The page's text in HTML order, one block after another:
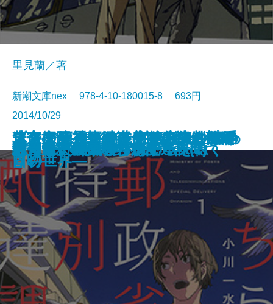
謎好き乙女と奪われた青春
ロシア幽霊軍艦事件―名探偵 御手
洗潔―
御手洗潔と進々堂珈琲
坂東蛍子、屋上にて仇敵を待つ
僕僕先生 零
ここで死神から残念なお知らせで
す。
ひとつ火の粉の雪の中
未来探偵アドのネジれた事件簿―
タイムパラドクスイリ―
ブタカン！～池谷美咲の演劇部日
誌～
大神兄弟探偵社
里見蘭／著
新潮文庫nex 978-4-10-180015-8 693円
2014/10/29
こちら、郵政省特別配達課(1)
こちら、郵政省特別配達課(2)
迷宮庭園―華術師 宮籠彩人の謎解
き―
天久鷹央の推理カルテ
絶望系
消えない夏に僕らはいる
スキュラ＆カリュブディス―死の
口吻―
バリ3探偵 圏内ちゃん
知らない映画のサントラを聴く
革命のリベリオン―第I部 いつわ
りの世界―